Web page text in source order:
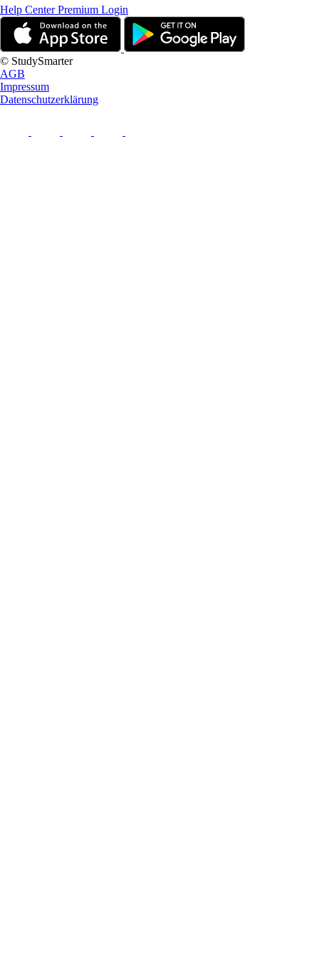
Help CenterPremium Login
© StudySmarter
AGB
Impressum
Datenschutzerklärung